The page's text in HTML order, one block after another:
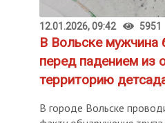
12.01.2026, 09:42 5951
В Вольске мужчина
перед падением из
территорию
В городе Вольске